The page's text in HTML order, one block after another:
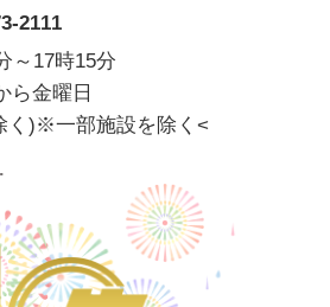
2111
～17時15分
ら金曜日
く)※一部施設を除く <